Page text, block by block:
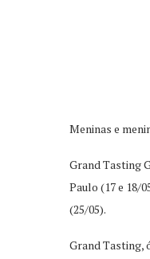
Meninas e
Grand Tasting
Paulo (17 e 18/
(25/05).
Grand Tasting,